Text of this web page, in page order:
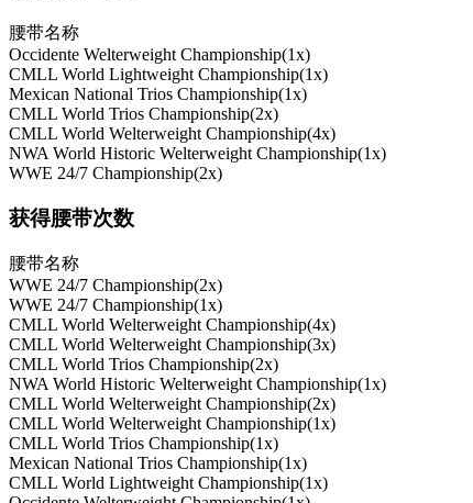
腰带名称
Occidente Welterweight Championship(1x)
CMLL World Lightweight Championship(1x)
Mexican National Trios Championship(1x)
CMLL World Trios Championship(2x)
CMLL World Welterweight Championship(4x)
NWA World Historic Welterweight Championship(1x)
WWE 24/7 Championship(2x)
获得腰带次数
腰带名称
WWE 24/7 Championship(2x)
WWE 24/7 Championship(1x)
CMLL World Welterweight Championship(4x)
CMLL World Welterweight Championship(3x)
CMLL World Trios Championship(2x)
NWA World Historic Welterweight Championship(1x)
CMLL World Welterweight Championship(2x)
CMLL World Welterweight Championship(1x)
CMLL World Trios Championship(1x)
Mexican National Trios Championship(1x)
CMLL World Lightweight Championship(1x)